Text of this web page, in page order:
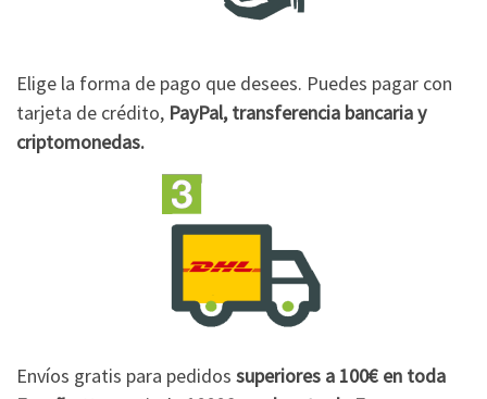
Elige la forma de pago que desees. Puedes pagar con
tarjeta de crédito, PayPal, transferencia bancaria y
criptomonedas.
Envíos gratis para pedidos superiores a 100€ en toda